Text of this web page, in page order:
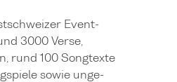
Event-
3000 Verse,
rund 100 Songtexte
sowie unge-